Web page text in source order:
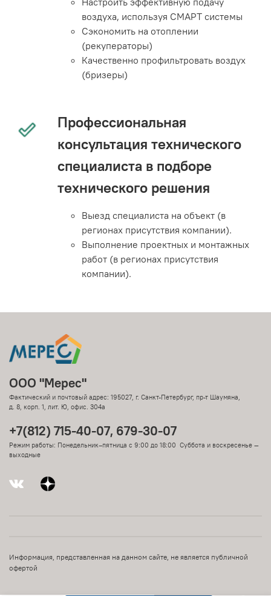
воздуха, используя СМАРТ системы
Сэкономить на отоплении
(рекуператоры)
Качественно профильтровать воздух
(бризеры)
Профессиональная
консультация технического
специалиста в подборе
технического решения
Выезд специалиста на объект (в
регионах присутствия компании).
Выполнение проектных и монтажных
работ (в регионах присутствия
компании).
ООО "Мерес"
Фактический и почтовый адрес: 195027, г. Санкт-Петербург, пр-т Шаумяна,
д. 8, корп. 1, лит. Ю, офис. 304а
+7(812) 715-40-07, 679-30-07
Режим работы: Понедельник–пятница с 9:00 до 18:00 Суббота и воскресенье —
выходные
Информация, представленная на данном сайте, не является публичной
офертой